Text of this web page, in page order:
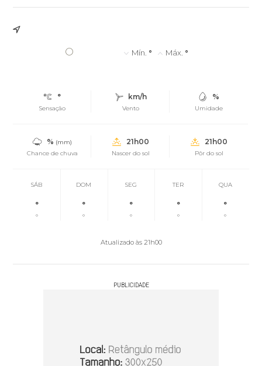
° Mín. ° Máx. °
°
Sensação
km/h
Vento
%
Umidade
% (mm)
Chance de chuva
21h00
Nascer do sol
21h00
Pôr do sol
SÁB
°
°
DOM
°
°
SEG
°
°
TER
°
°
QUA
°
°
Atualizado às 21h00
PUBLICIDADE